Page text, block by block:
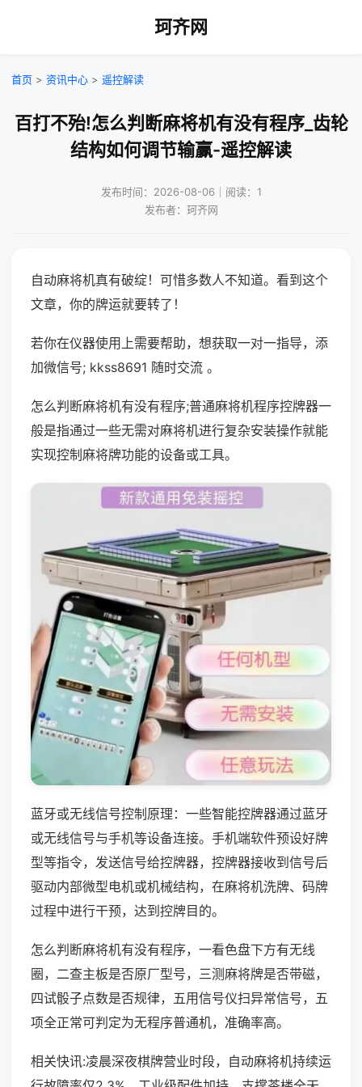
珂齐网
首页 > 资讯中心 > 遥控解读
百打不殆!怎么判断麻将机有没有程序_齿轮
结构如何调节输赢-遥控解读
发布时间：2026-08-06｜阅读：1
发布者：珂齐网
自动麻将机真有破绽！可惜多数人不知道。看到这个
文章，你的牌运就要转了！
若你在仪器使用上需要帮助，想获取一对一指导，添
加微信号; kkss8691 随时交流 。
怎么判断麻将机有没有程序;普通麻将机程序控牌器一
般是指通过一些无需对麻将机进行复杂安装操作就能
实现控制麻将牌功能的设备或工具。
蓝牙或无线信号控制原理：一些智能控牌器通过蓝牙
或无线信号与手机等设备连接。手机端软件预设好牌
型等指令，发送信号给控牌器，控牌器接收到信号后
驱动内部微型电机或机械结构，在麻将机洗牌、码牌
过程中进行干预，达到控牌目的。
怎么判断麻将机有没有程序，一看色盘下方有无线
圈，二查主板是否原厂型号，三测麻将牌是否带磁，
四试骰子点数是否规律，五用信号仪扫异常信号，五
项全正常可判定为无程序普通机，准确率高。
相关快讯:凌晨深夜棋牌营业时段，自动麻将机持续运